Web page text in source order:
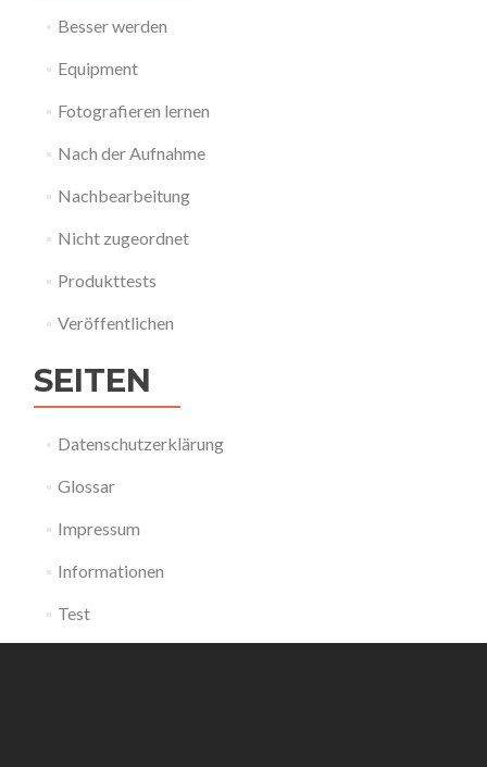
Besser werden
Equipment
Fotografieren lernen
Nach der Aufnahme
Nachbearbeitung
Nicht zugeordnet
Produkttests
Veröffentlichen
SEITEN
Datenschutzerklärung
Glossar
Impressum
Informationen
Test